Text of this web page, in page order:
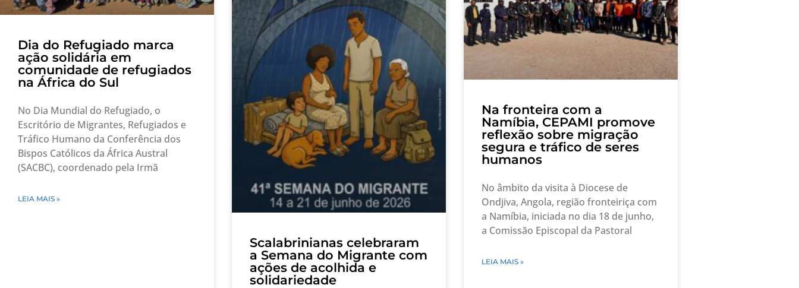
Dia do Refugiado marca
ação solidária em
comunidade de refugiados
na África do Sul
No Dia Mundial do Refugiado, o
Escritório de Migrantes, Refugiados e
Tráfico Humano da Conferência dos
Bispos Católicos da África Austral
(SACBC), coordenado pela Irmã
LEIA MAIS »
Scalabrinianas celebraram
a Semana do Migrante com
ações de acolhida e
solidariedade
Na fronteira com a
Namíbia, CEPAMI promove
reflexão sobre migração
segura e tráfico de seres
humanos
No âmbito da visita à Diocese de
Ondjiva, Angola, região fronteiriça com
a Namíbia, iniciada no dia 18 de junho,
a Comissão Episcopal da Pastoral
LEIA MAIS »